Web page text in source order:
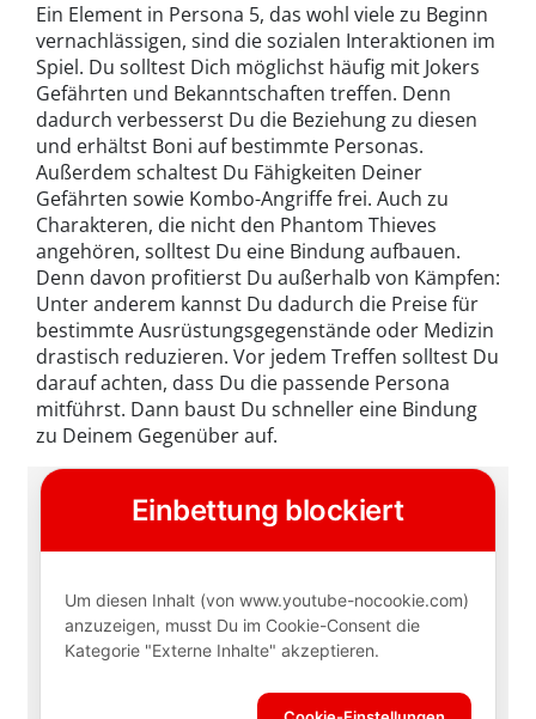
Ein Element in Persona 5, das wohl viele zu Beginn
vernachlässigen, sind die sozialen Interaktionen im
Spiel. Du solltest Dich möglichst häufig mit Jokers
Gefährten und Bekanntschaften treffen. Denn
dadurch verbesserst Du die Beziehung zu diesen
und erhältst Boni auf bestimmte Personas.
Außerdem schaltest Du Fähigkeiten Deiner
Gefährten sowie Kombo-Angriffe frei. Auch zu
Charakteren, die nicht den Phantom Thieves
angehören, solltest Du eine Bindung aufbauen.
Denn davon profitierst Du außerhalb von Kämpfen:
Unter anderem kannst Du dadurch die Preise für
bestimmte Ausrüstungsgegenstände oder Medizin
drastisch reduzieren. Vor jedem Treffen solltest Du
darauf achten, dass Du die passende Persona
mitführst. Dann baust Du schneller eine Bindung
zu Deinem Gegenüber auf.